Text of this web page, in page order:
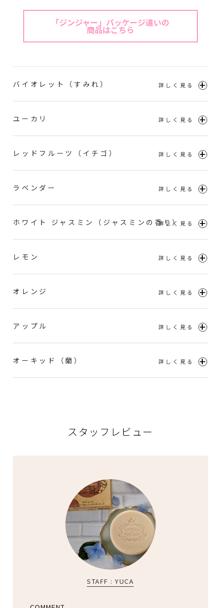
「ジンジャー」パッケージ違いの
商品はこちら
バイオレット（すみれ）
ユーカリ
レッドフルーツ（イチゴ）
ラベンダー
ホワイト ジャスミン（ジャスミンの香り）
レモン
オレンジ
アップル
オーキッド（蘭）
スタッフレビュー
STAFF : YUCA